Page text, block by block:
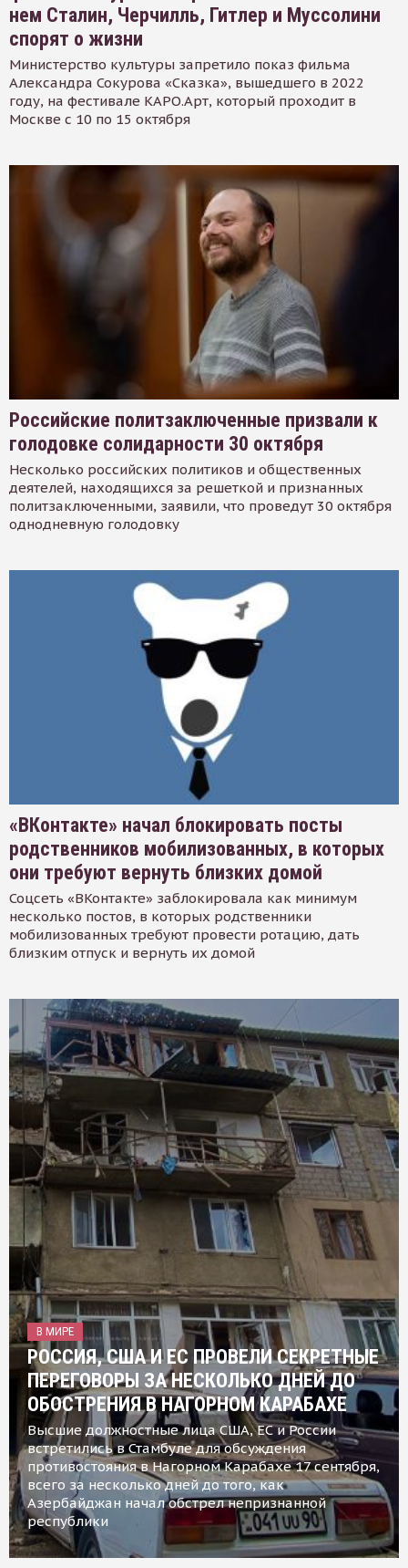
нем Сталин, Черчилль, Гитлер и Муссолини
спорят о жизни
Министерство культуры запретило показ фильма
Александра Сокурова «Сказка», вышедшего в 2022
году, на фестивале КАРО.Арт, который проходит в
Москве с 10 по 15 октября
Российские политзаключенные призвали к
голодовке солидарности 30 октября
Несколько российских политиков и общественных
деятелей, находящихся за решеткой и признанных
политзаключенными, заявили, что проведут 30 октября
однодневную голодовку
«ВКонтакте» начал блокировать посты
родственников мобилизованных, в которых
они требуют вернуть близких домой
Соцсеть «ВКонтакте» заблокировала как минимум
несколько постов, в которых родственники
мобилизованных требуют провести ротацию, дать
близким отпуск и вернуть их домой
В МИРЕ
РОССИЯ, США И ЕС ПРОВЕЛИ СЕКРЕТНЫЕ
ПЕРЕГОВОРЫ ЗА НЕСКОЛЬКО ДНЕЙ ДО
ОБОСТРЕНИЯ В НАГОРНОМ КАРАБАХЕ
Высшие должностные лица США, ЕС и России
встретились в Стамбуле для обсуждения
противостояния в Нагорном Карабахе 17 сентября,
всего за несколько дней до того, как
Азербайджан начал обстрел непризнанной
республики